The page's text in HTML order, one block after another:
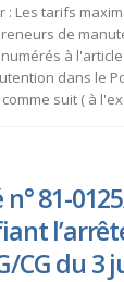
: Les tarifs
de
à
dans le
suit ( à
81-
CG du 3